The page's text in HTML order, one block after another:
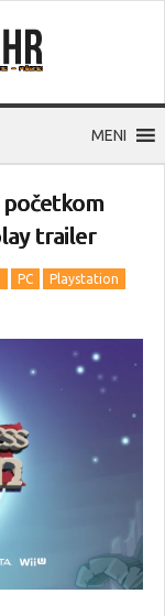
MENI
početkom
trailer
PC
Playstation